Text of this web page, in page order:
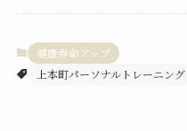
健康寿命アップ
上本町パーソナルトレーニング